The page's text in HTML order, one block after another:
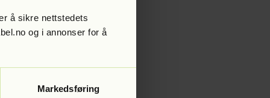
å sikre nettstedets
og i annonser for å
Markedsføring